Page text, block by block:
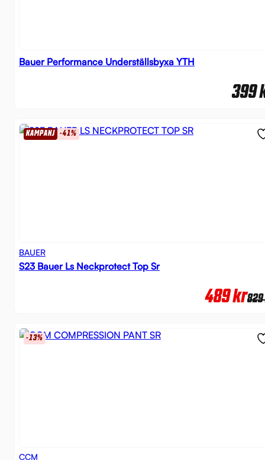
Bauer Performance Underställsbyxa YTH
399
KAMPANJ -41%
BAUER
S23 Bauer Ls Neckprotect Top Sr
829
489kr
-13%
CCM